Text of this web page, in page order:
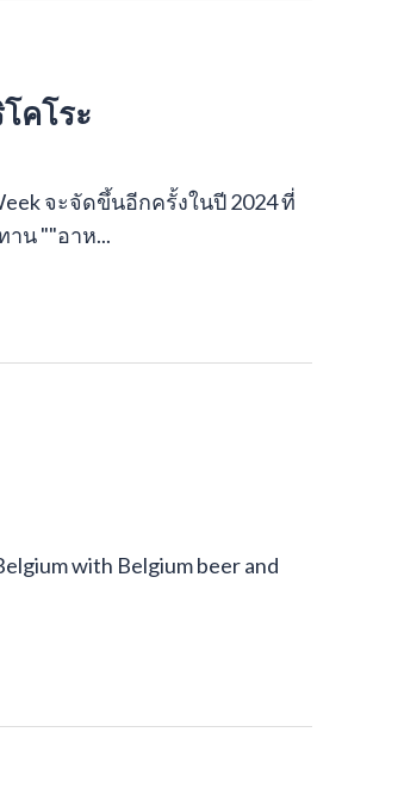
คโระ
จะจัดขึ้นอีกครั้งในปี 2024 ที่
าน ""อาห...
with Belgium beer and